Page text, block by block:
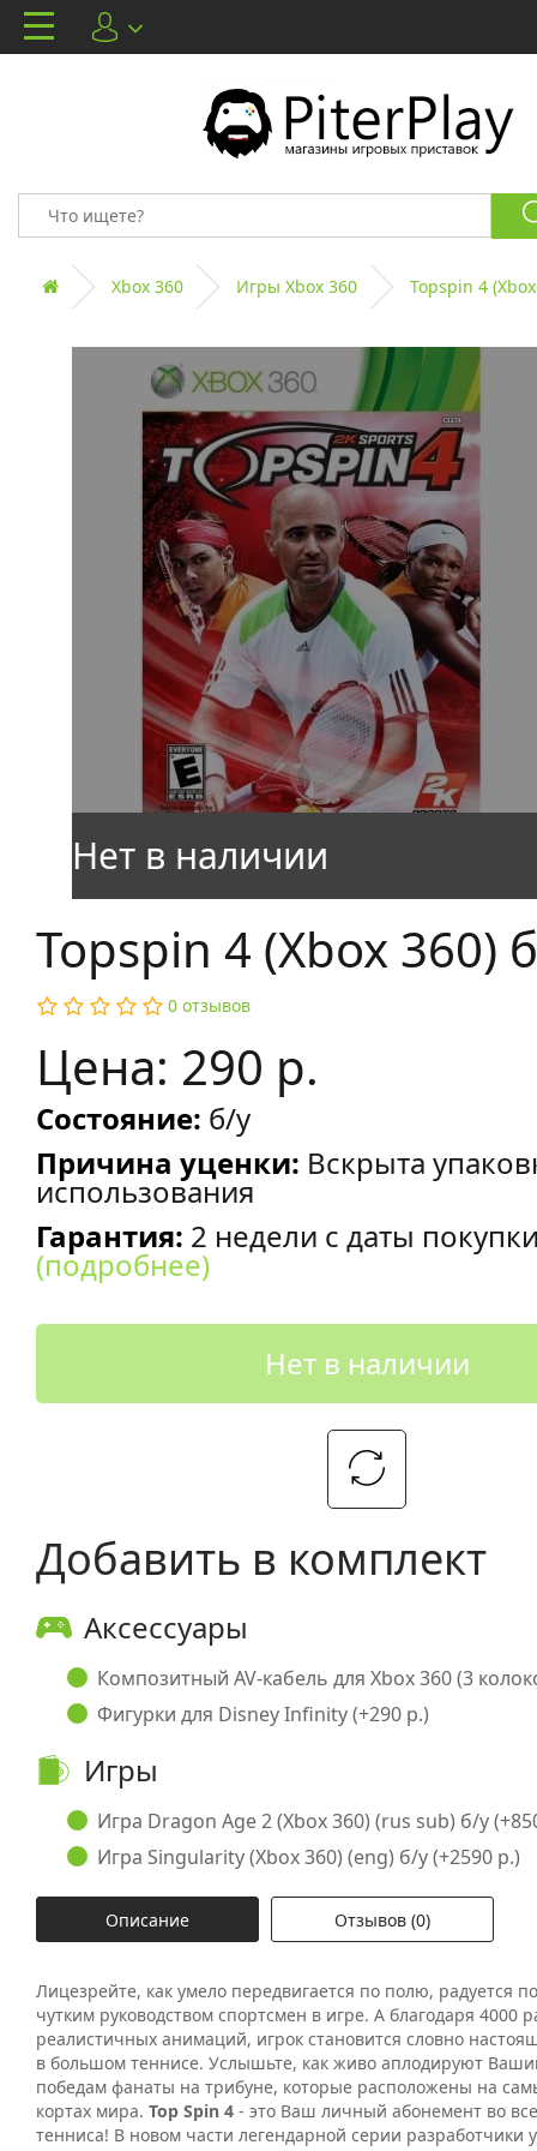
Xbox 360 Игры Xbox 360 Topspin 4
Topspin 4 (Xbox 360)
0 отзывов
Цена: 290 р.
Состояние: б/у
Причина уценки: Вскрыта
использования
Гарантия: 2 недели с даты
(подробнее)
Нет в наличии
Добавить в комплект
Аксессуары
Композитный AV-кабель для Xbox 360 (3
Фигурки для Disney Infinity (+290 р.)
Игры
Игра Dragon Age 2 (Xbox 360) (rus sub) б/у
Игра Singularity (Xbox 360) (eng) б/у (+2590 р.)
Описание Отзывов (0)
Лицезрейте, как умело передвигается по полю, радуется
чутким руководством спортсмен в игре. А благодаря 4000
реалистичных анимаций, игрок становится словно
в большом теннисе. Услышьте, как живо аплодируют
победам фанаты на трибуне, которые расположены на
кортах мира. Top Spin 4 - это Ваш личный абонемент во
тенниса! В новом части легендарной серии разработчики